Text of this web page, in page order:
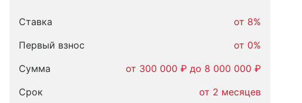
Ставка
от 8%
Первый взнос
от 0%
Сумма
от 300 000 ₽ до 8 000 000 ₽
Срок
от 2 месяцев